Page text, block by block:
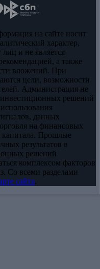
на сайте носит
характер,
и не является
а также
вложений. При
цели, возможности
Администрация не
инвестиционных решений
данных
на финансовых
капитала. Прошлые
результатов в
решений
комплексом факторов
Со всеми разделами
сайта.